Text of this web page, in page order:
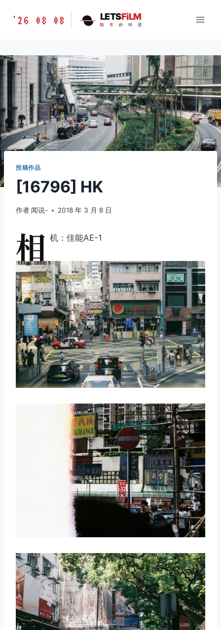
胶
味
道
LETSFILM
'26 08 08 LETSFiLM
胶 片 的 味 道
投稿作品
[16796] HK
作者 闻说- 2018 年 3 月 8 日
相 机：佳能AE-1